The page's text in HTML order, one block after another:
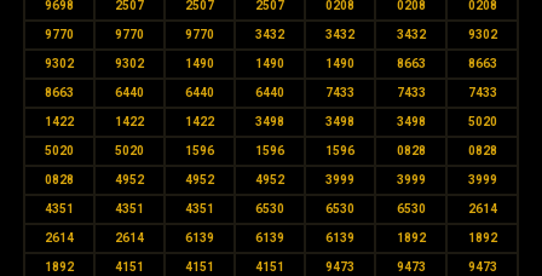
9698 2507 2507 2507 0208 0208 0208
9770 9770 9770 3432 3432 3432 9302
9302 9302 1490 1490 1490 8663 8663
8663 6440 6440 6440 7433 7433 7433
1422 1422 1422 3498 3498 3498 5020
5020 5020 1596 1596 1596 0828 0828
0828 4952 4952 4952 3999 3999 3999
4351 4351 4351 6530 6530 6530 2614
2614 2614 6139 6139 6139 1892 1892
1892 4151 4151 4151 9473 9473 9473